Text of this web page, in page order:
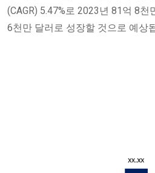
(CAGR) 5.47%로 2023년 81억 8
6천만 달러로 성장할 것으로 예상